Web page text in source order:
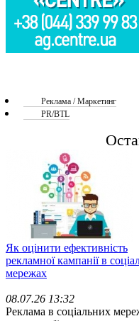
Реклама / Маркетинг
PR/BTL
Як оцінити ефективність
рекламної кампанії в
мережах
08.07.26 13:32
Реклама в соціальних